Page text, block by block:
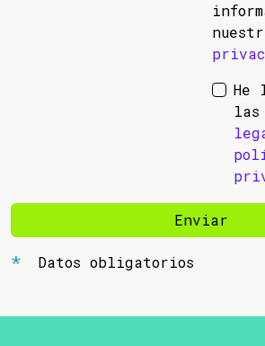
He
las
Enviar
Datos obligatorios